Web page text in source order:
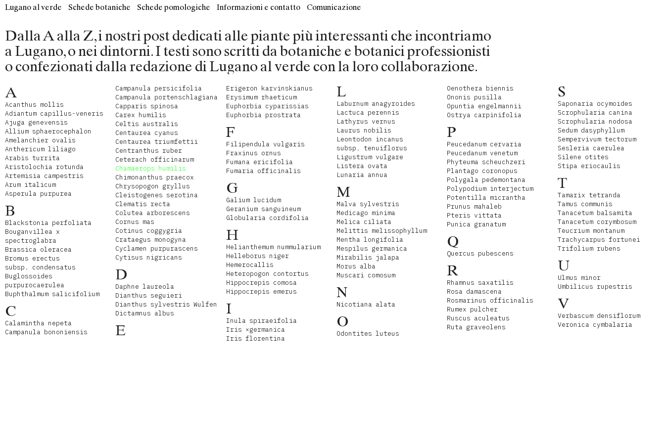
Lugano al verde Schede botaniche Schede pomologiche Informazioni e contatto Comunicazione
Dalla A alla Z, i nostri post dedicati alle piante più interessanti che incontriamo
a Lugano, o nei dintorni. I testi sono scritti da botaniche e botanici professionisti
o confezionati dalla redazione di Lugano al verde con la loro collaborazione.
A
Acanthus mollis
Adiantum capillus-veneris
Ajuga genevensis
Allium sphaerocephalon
Amelanchier ovalis
Anthericum liliago
Arabis turrita
Aristolochia rotunda
Artemisia campestris
Arum italicum
Asperula purpurea
B
Blackstonia perfoliata
Bouganvillea x
spectroglabra
Brassica oleracea
Bromus erectus
subsp. condensatus
Buglossoides
purpurocaerulea
Buphthalmum salicifolium
C
Calamintha nepeta
Campanula bononiensis
Campanula persicifolia
Campanula portenschlagiana
Capparis spinosa
Carex humilis
Celtis australis
Centaurea cyanus
Centaurea triumfettii
Centranthus ruber
Ceterach officinarum
Chamaerops humilis
Chimonanthus praecox
Chrysopogon gryllus
Cleistogenes serotina
Clematis recta
Colutea arborescens
Cornus mas
Cotinus coggygria
Crataegus monogyna
Cyclamen purpurascens
Cytisus nigricans
D
Daphne laureola
Dianthus seguieri
Dianthus sylvestris Wulfen
Dictamnus albus
E
Erigeron karvinskianus
Erysimum rhaeticum
Euphorbia cyparissias
Euphorbia prostrata
F
Filipendula vulgaris
Fraxinus ornus
Fumana ericifolia
Fumaria officinalis
G
Galium lucidum
Geranium sanguineum
Globularia cordifolia
H
Helianthemum nummularium
Helleborus niger
Hemerocallis
Heteropogon contortus
Hippocrepis comosa
Hippocrepis emerus
I
Inula spiraeifolia
Iris ×germanica
Iris florentina
L
Laburnum anagyroides
Lactuca perennis
Lathyrus vernus
Laurus nobilis
Leontodon incanus
subsp. tenuiflorus
Ligustrum vulgare
Listera ovata
Lunaria annua
M
Malva sylvestris
Medicago minima
Melica ciliata
Melittis melissophyllum
Mentha longifolia
Mespilus germanica
Mirabilis jalapa
Morus alba
Muscari comosum
N
Nicotiana alata
O
Odontites luteus
Oenothera biennis
Ononis pusilla
Opuntia engelmannii
Ostrya carpinifolia
P
Peucedanum cervaria
Peucedanum venetum
Phyteuma scheuchzeri
Plantago coronopus
Polygala pedemontana
Polypodium interjectum
Potentilla micrantha
Prunus mahaleb
Pteris vittata
Punica granatum
Q
Quercus pubescens
R
Rhamnus saxatilis
Rosa damascena
Rosmarinus officinalis
Rumex pulcher
Ruscus aculeatus
Ruta graveolens
S
Saponaria ocymoides
Scrophularia canina
Scrophularia nodosa
Sedum dasyphyllum
Sempervivum tectorum
Sesleria caerulea
Silene otites
Stipa eriocaulis
T
Tamarix tetranda
Tamus communis
Tanacetum balsamita
Tanacetum corymbosum
Teucrium montanum
Trachycarpus fortunei
Trifolium rubens
U
Ulmus minor
Umbilicus rupestris
V
Verbascum densiflorum
Veronica cymbalaria